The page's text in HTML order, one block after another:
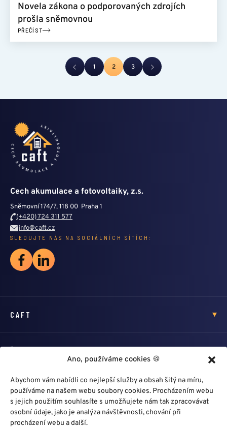
Ano, používáme cookies 🍪
Abychom vám nabídli co nejlepší služby a obsah šitý na míru,
používáme na našem webu soubory cookies. Procházením webu
s jejich použitím souhlasíte s umožňujete nám tak zpracovávat
osobní údaje, jako je analýza návštěvnosti, chování při
procházení webu a další.
Novela zákona o podporovaných zdrojích
prošla sněmovnou
PŘEČÍST
1 2 3
Cech akumulace a fotovoltaiky, z.s.
Sněmovní 174/7, 118 00 Praha 1
(+420) 724 311 577
info@caft.cz
SLEDUJTE NÁS NA SOCIÁLNÍCH SÍTÍCH:
CAFT
HLEDÁM PROFÍKA
DALŠÍ ODKAZY